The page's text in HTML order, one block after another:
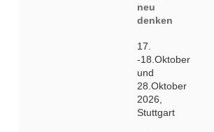
neu
denken
17.
-18.Oktober
und
28.Oktober
2026,
Stuttgart